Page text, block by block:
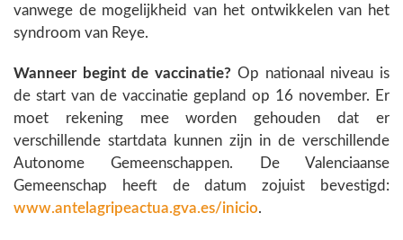
vanwege de mogelijkheid van het ontwikkelen van het
syndroom van Reye.
Wanneer begint de vaccinatie? Op nationaal niveau is
de start van de vaccinatie gepland op 16 november. Er
moet rekening mee worden gehouden dat er
verschillende startdata kunnen zijn in de verschillende
Autonome Gemeenschappen. De Valenciaanse
Gemeenschap heeft de datum zojuist bevestigd:
www.antelagripeactua.gva.es/inicio.